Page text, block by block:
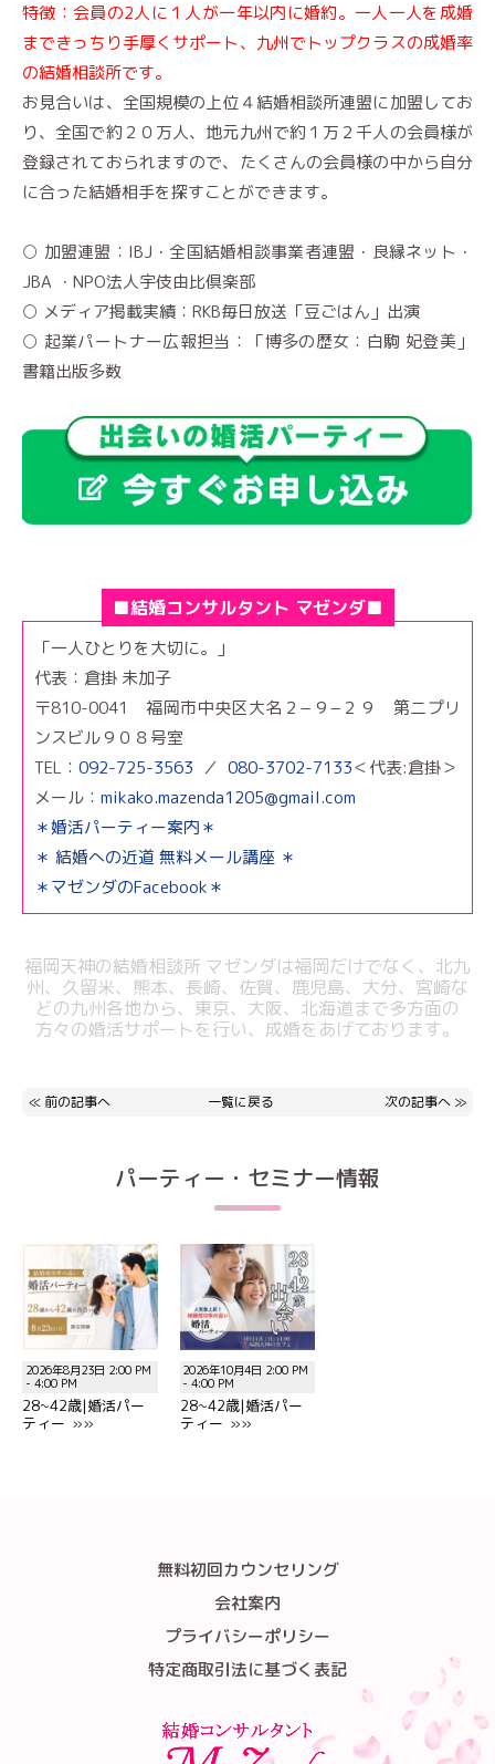
特徴：会員の2人に１人が一年以内に婚約。一人一人を成婚
まできっちり手厚くサポート、九州でトップクラスの成婚率
の結婚相談所です。
お見合いは、全国規模の上位４結婚相談所連盟に加盟してお
り、全国で約２０万人、地元九州で約１万２千人の会員様が
登録されておられますので、たくさんの会員様の中から自分
に合った結婚相手を探すことができます。
○ 加盟連盟：IBJ・全国結婚相談事業者連盟・良縁ネット・
JBA ・NPO法人宇伎由比倶楽部
○ メディア掲載実績：RKB毎日放送「豆ごはん」出演
○ 起業パートナー広報担当：「博多の歴女：白駒 妃登美」
書籍出版多数
■結婚コンサルタント マゼンダ■
「一人ひとりを大切に。」
代表：倉掛 未加子
〒810-0041 福岡市中央区大名２−９−２９ 第二プリ
ンスビル９０８号室
TEL： 092-725-3563 ／ 080-3702-7133＜代表:倉掛＞
メール： mikako.mazenda1205@gmail.com
＊婚活パーティー案内＊
＊ 結婚への近道 無料メール講座 ＊
＊マゼンダのFacebook＊
福岡天神の結婚相談所 マゼンダは福岡だけでなく、北九
州、久留米、熊本、 長崎、佐賀、鹿児島、大分、宮崎な
どの九州各地から、東京、大阪、北海道まで多方面の
方々の婚活サポートを行い、成婚をあげております。
≪ 前の記事へ 一覧に戻る 次の記事へ ≫
パーティー・セミナー情報
2026年8月23日 2:00 PM
- 4:00 PM
28~42歳|婚活パー
ティー »»
2026年10月4日 2:00 PM
- 4:00 PM
28~42歳|婚活パー
ティー »»
無料初回カウンセリング
会社案内
プライバシーポリシー
特定商取引法に基づく表記